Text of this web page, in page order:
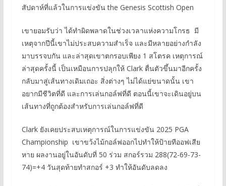
สัปดาห์ที่แล้วในการแข่งขัน the Genesis Scottish Open
เขายอมรับว่า ได้ทำผิดพลาดในช่วงเวลาแห่งความโกรธ มี
เหตุจากปีนี้เขาไม่ประสบความสำเร็จ และมีหลายอย่างกำลัง
มาบรรจบกัน และล่าสุดเขาตกรอบเพียง 1 สโตรค เหตุการณ์
ล่าสุดครั้งนี้ เป็นเหมือนการปลุกให้ Clark ตื่นตัวขึ้นมาอีกครั้ง
กลับมาสู่เส้นทางเดิมเถอะ สิ่งต่างๆ ไม่ได้แย่ขนาดนั้น เขา
อยากมีชีวิตที่ดี และการเล่นกอล์ฟที่ดี ตอนนี้เขาจะเดินอยู่บน
เส้นทางที่ถูกต้องสำหรับการเล่นกอล์ฟที่ดี
Clark ยังเคยประสบเหตุการณ์ในการแข่งขัน 2025 PGA
Championship เขาขว้งไม้กอล์ฟออกไปทำให้ป้ายทีออฟเสีย
หาย ผลงานอยู่ในอันดับที่ 50 ร่วม สกอร์รวม 288(72-69-73-
74)=+4 วันสุดท้ายทำสกอร์ +3 ทำให้อันดับลดลง